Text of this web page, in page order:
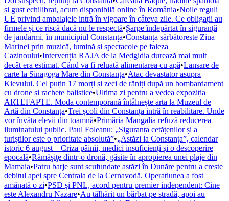
și gust echilibrat, acum disponibilă online în România•Noile reguli
UE privind ambalajele intră în vigoare în câteva zile. Ce obligații au
firmele și ce riscă dacă nu le respectă•Șarpe îndepărtat în siguranță
de jandarmi, în municipiul Constanța•Constanța sărbătorește Ziua
Marinei prin muzică, lumină și spectacole pe faleza
Cazinoului•Intervenția RAJA de la Medgidia durează mai mult
decât era estimat. Când va fi reluată alimentarea cu apă•Lansare de
carte la Sinagoga Mare din Constanța•Atac devastator asupra
Kievului. Cel puțin 17 morți și zeci de răniți după un bombardament
cu drone și rachete balistice•Ultima zi pentru a vedea expoziția
ARTEFAPTE. Moda contemporană întâlnește arta la Muzeul de
Artă din Constanța•Trei școli din Constanța intră în reabilitare. Unde
vor învăța elevii din toamnă•Primăria Mangalia refuză reducerea
iluminatului public. Paul Foleanu: „Siguranța cetățenilor și a
turiștilor este o prioritate absolută”•„Astăzi la Constanța”, calendar
istoric 6 august – Criza pâinii, medici insuficienți și o descoperire
epocală•Rămăşiţe dintr-o dronă, găsite în apropierea unei plaje din
Mamaia•Patru barje sunt scufundate astăzi în Dunăre pentru a crește
debitul apei spre Centrala de la Cernavodă. Operațiunea a fost
amânată o zi•PSD și PNL, acord pentru premier independent: Cine
este Alexandru Nazare•Au tâlhărit un bărbat pe stradă, apoi au